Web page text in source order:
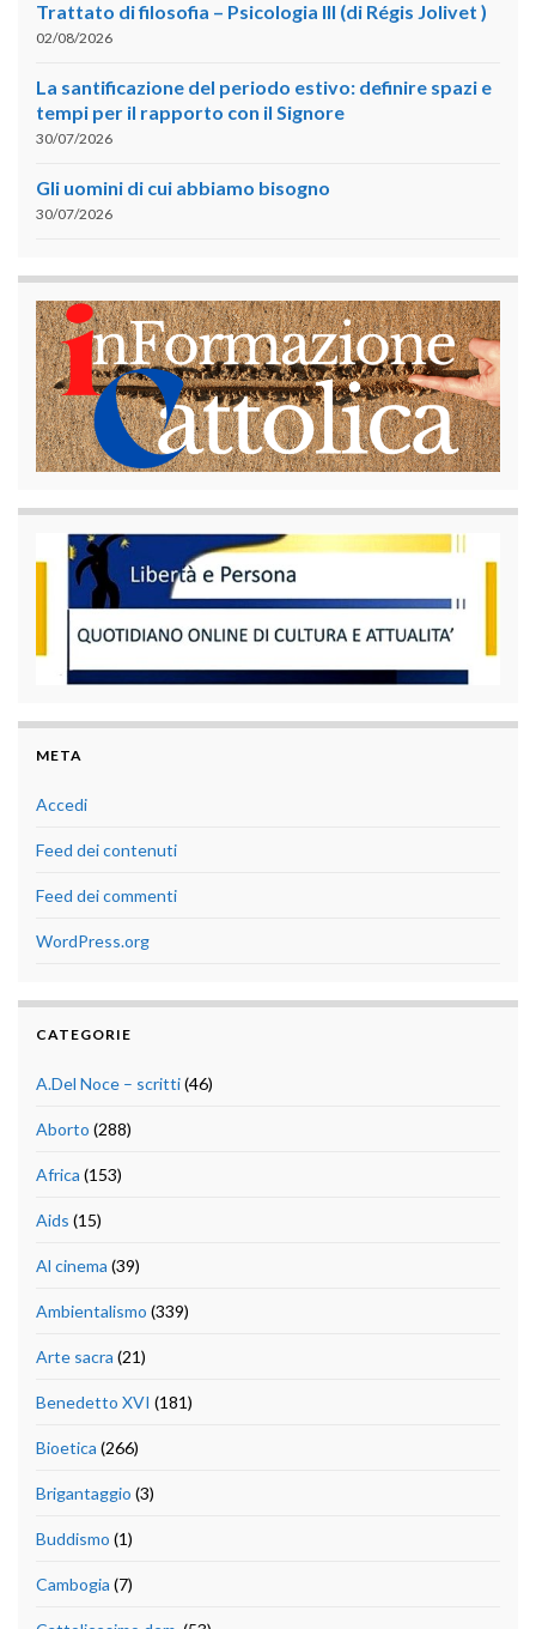
Trattato di filosofia – Psicologia III (di Régis Jolivet )
02/08/2026
La santificazione del periodo estivo: definire spazi e
tempi per il rapporto con il Signore
30/07/2026
Gli uomini di cui abbiamo bisogno
30/07/2026
META
Accedi
Feed dei contenuti
Feed dei commenti
WordPress.org
CATEGORIE
A.Del Noce – scritti(46)
Aborto (288)
Africa (153)
Aids (15)
Al cinema (39)
Ambientalismo (339)
Arte sacra (21)
Benedetto XVI (181)
Bioetica (266)
Brigantaggio (3)
Buddismo (1)
Cambogia (7)